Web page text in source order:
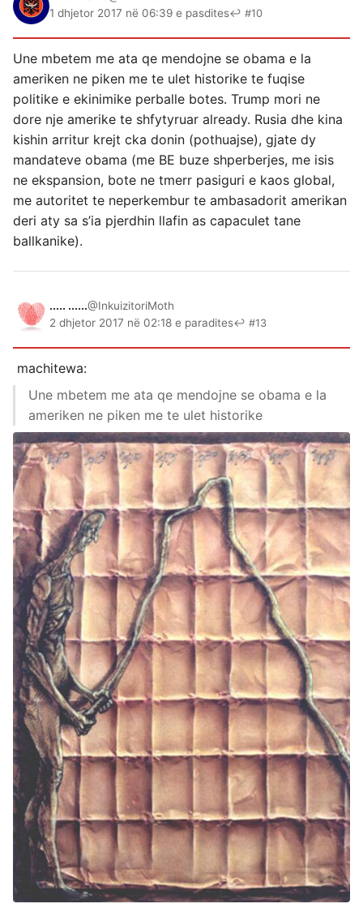
1 dhjetor 2017 në 06:39 e pasdites↩ #10
Une mbetem me ata qe mendojne se obama e la
ameriken ne piken me te ulet historike te fuqise
politike e ekinimike perballe botes. Trump mori ne
dore nje amerike te shfytyruar already. Rusia dhe kina
kishin arritur krejt cka donin (pothuajse), gjate dy
mandateve obama (me BE buze shperberjes, me isis
ne ekspansion, bote ne tmerr pasiguri e kaos global,
me autoritet te neperkembur te ambasadorit amerikan
deri aty sa s’ia pjerdhin llafin as capaculet tane
ballkanike).
..... ......@InkuizitoriMoth
2 dhjetor 2017 në 02:18 e paradites↩ #13
machitewa:
Une mbetem me ata qe mendojne se obama e la
ameriken ne piken me te ulet historike